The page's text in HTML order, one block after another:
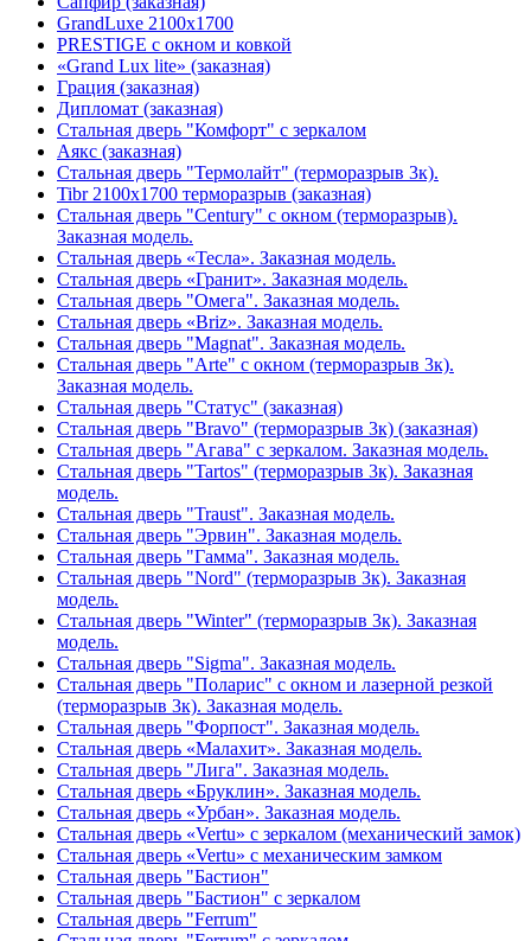
GrandLuxe 2100х1700
PRESTIGE с окном и ковкой
«Grand Lux lite» (заказная)
Гpация (заказная)
Дипломат (заказная)
Стальная дверь "Комфорт" с зеркалом
Аякс (заказная)
Стальная дверь "Термолайт" (терморазрыв 3к).
Tibr 2100х1700 терморазрыв (заказная)
Стальная дверь "Century" с окном (терморазрыв).
Заказная модель.
Стальная дверь «Тесла». Заказная модель.
Стальная дверь «Гранит». Заказная модель.
Стальная дверь "Омега". Заказная модель.
Стальная дверь «Briz». Заказная модель.
Стальная дверь "Magnat". Заказная модель.
Стальная дверь "Arte" с окном (терморазрыв 3к).
Заказная модель.
Стальная дверь "Статус" (заказная)
Стальная дверь "Bravo" (терморазрыв 3к) (заказная)
Стальная дверь "Агава" с зеркалом. Заказная модель.
Стальная дверь "Tartos" (терморазрыв 3к). Заказная
модель.
Стальная дверь "Traust". Заказная модель.
Стальная дверь "Эрвин". Заказная модель.
Стальная дверь "Гамма". Заказная модель.
Стальная дверь "Nord" (терморазрыв 3к). Заказная
модель.
Стальная дверь "Winter" (терморазрыв 3к). Заказная
модель.
Стальная дверь "Sigma". Заказная модель.
Стальная дверь "Поларис" с окном и лазерной резкой
(терморазрыв 3к). Заказная модель.
Стальная дверь "Форпост". Заказная модель.
Стальная дверь «Малахит». Заказная модель.
Стальная дверь "Лига". Заказная модель.
Стальная дверь «Бруклин». Заказная модель.
Стальная дверь «Урбан». Заказная модель.
Стальная дверь «Vertu» с зеркалом (механический замок)
Стальная дверь «Vertu» с механическим замком
Стальная дверь "Бастион"
Стальная дверь "Бастион" с зеркалом
Стальная дверь "Ferrum"